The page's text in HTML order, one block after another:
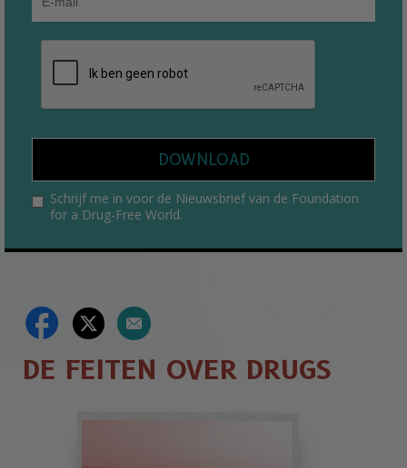
DOWNLOAD
Schrijf me in voor de Nieuwsbrief van de Foundation
for a Drug-Free World.
DE FEITEN OVER DRUGS